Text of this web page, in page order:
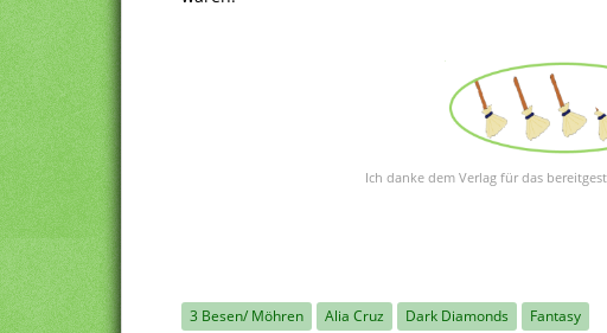
Ich danke dem Verlag für das
3 Besen/ Möhren Alia Cruz Dark Diamonds Fantasy